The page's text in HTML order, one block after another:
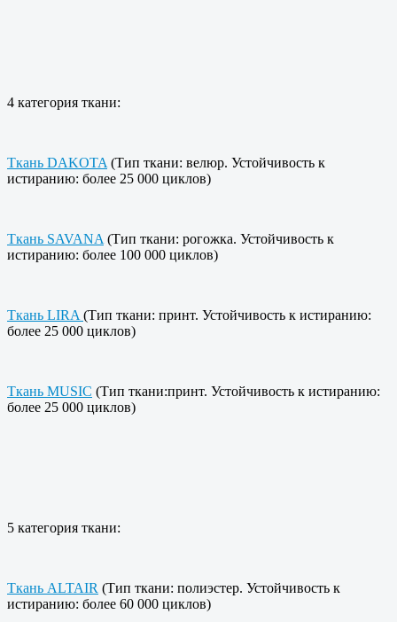
4 категория ткани:
Ткань DAKOTA (Тип ткани: велюр. Устойчивость к
истиранию: более 25 000 циклов)
Ткань SAVANA (Тип ткани: рогожка. Устойчивость к
истиранию: более 100 000 циклов)
Ткань LIRA (Тип ткани: принт. Устойчивость к истиранию:
более 25 000 циклов)
Ткань MUSIC (Тип ткани:принт. Устойчивость к истиранию:
более 25 000 циклов)
5 категория ткани:
Ткань ALTAIR (Тип ткани: полиэстер. Устойчивость к
истиранию: более 60 000 циклов)